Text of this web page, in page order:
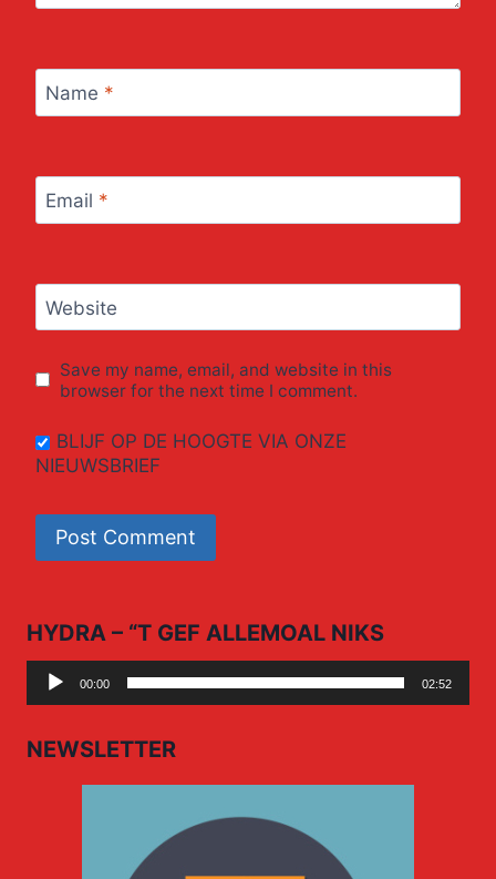
Name *
Email *
Website
Save my name, email, and website in this
browser for the next time I comment.
BLIJF OP DE HOOGTE VIA ONZE
NIEUWSBRIEF
HYDRA – “T GEF ALLEMOAL NIKS
Audio
Player
00:00 02:52
NEWSLETTER